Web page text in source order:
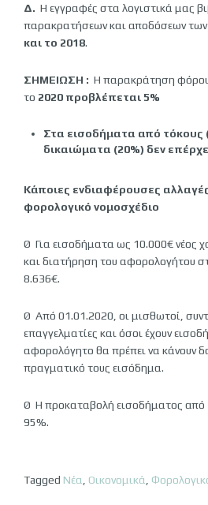
Δ. Η εγγραφές στα λογιστικά μας
παρακρατήσεων και αποδόσεων
και το 2018.
ΣΗΜΕΙΩΣΗ : Η παρακράτηση
το 2020 προβλέπεται 5%
Στα εισοδήματα από τόκους
δικαιώματα (20%) δεν
Κάποιες ενδιαφέρουσες
φορολογικό νομοσχέδιο
Ø Για εισοδήματα ως 10.000€ νέος
και διατήρηση του αφορολογήτου
8.636€.
Ø Από 01.01.2020, οι μισθωτοί,
επαγγελματίες και όσοι έχουν
αφορολόγητο θα πρέπει να κάνουν
πραγματικό τους εισόδημα.
Ø Η προκαταβολή εισοδήματος από
95%.
Tagged Νέα Οικονομικά